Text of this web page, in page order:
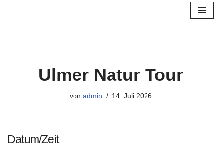
Ulmer Natur Tour
von admin 14. Juli 2026
Datum/Zeit